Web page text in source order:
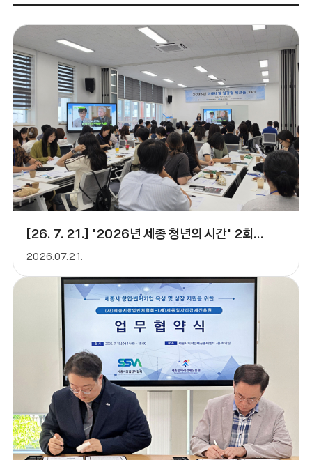
[26. 7. 21.] '2026년 세종 청년의 시간' 2회차 특강
2026.07.21.